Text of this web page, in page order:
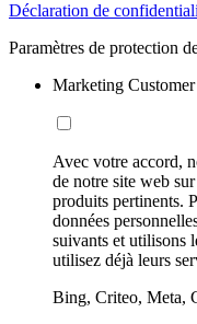
Déclaration de
Paramètres de protection
Marketing
Avec votre accord,
de notre site web
produits pertinents.
données
suivants et utilisons
utilisez déjà leurs
Bing, Criteo, Meta,